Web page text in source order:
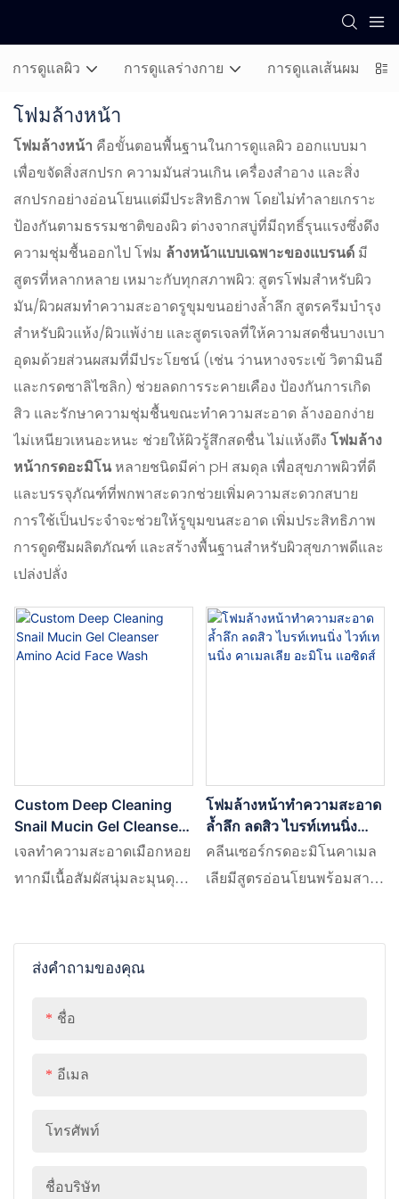
การดูแลผิว การดูแลร่างกาย การดูแลเส้นผม
โฟมล้างหน้า
โฟมล้างหน้า คือขั้นตอนพื้นฐานในการดูแลผิว ออกแบบมา
เพื่อขจัดสิ่งสกปรก ความมันส่วนเกิน เครื่องสำอาง และสิ่ง
สกปรกอย่างอ่อนโยนแต่มีประสิทธิภาพ โดยไม่ทำลายเกราะ
ป้องกันตามธรรมชาติของผิว ต่างจากสบู่ที่มีฤทธิ์รุนแรงซึ่งดึง
ความชุ่มชื้นออกไป โฟม ล้างหน้าแบบเฉพาะของแบรนด์ มี
สูตรที่หลากหลาย เหมาะกับทุกสภาพผิว: สูตรโฟมสำหรับผิว
มัน/ผิวผสมทำความสะอาดรูขุมขนอย่างล้ำลึก สูตรครีมบำรุง
สำหรับผิวแห้ง/ผิวแพ้ง่าย และสูตรเจลที่ให้ความสดชื่นบางเบา
อุดมด้วยส่วนผสมที่มีประโยชน์ (เช่น ว่านหางจระเข้ วิตามินอี
และกรดซาลิไซลิก) ช่วยลดการระคายเคือง ป้องกันการเกิด
สิว และรักษาความชุ่มชื้นขณะทำความสะอาด ล้างออกง่าย
ไม่เหนียวเหนอะหนะ ช่วยให้ผิวรู้สึกสดชื่น ไม่แห้งตึง โฟมล้าง
หน้ากรดอะมิโน หลายชนิดมีค่า pH สมดุล เพื่อสุขภาพผิวที่ดี
และบรรจุภัณฑ์ที่พกพาสะดวกช่วยเพิ่มความสะดวกสบาย
การใช้เป็นประจำจะช่วยให้รูขุมขนสะอาด เพิ่มประสิทธิภาพ
การดูดซึมผลิตภัณฑ์ และสร้างพื้นฐานสำหรับผิวสุขภาพดีและ
เปล่งปลั่ง
ส่งคำถามของคุณ
ชื่อ
อีเมล
โทรศัพท์
ชื่อบริษัท
Custom Deep Cleaning
Snail Mucin Gel Cleanser
Amino Acid Face Wash
เจลทำความสะอาดเมือกหอย
ทากมีเนื้อสัมผัสนุ่มละมุนดุจ
ด้วยไฮยาลูรอนิกแอซิด และ
โฟมล้างหน้าทำความสะอาด
ล้ำลึก ลดสิว ไบรท์เทนนิ่ง
ไวท์เทนนิ่ง คาเมลเลีย อะมิ
โน แอซิดส์
คลีนเซอร์กรดอะมิโนคาเมล
เลียมีสูตรอ่อนโยนพร้อมสาร